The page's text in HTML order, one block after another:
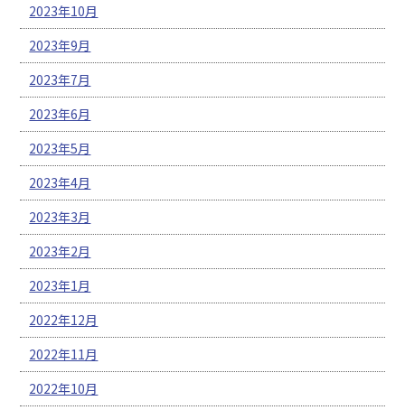
2023年10月
2023年9月
2023年7月
2023年6月
2023年5月
2023年4月
2023年3月
2023年2月
2023年1月
2022年12月
2022年11月
2022年10月